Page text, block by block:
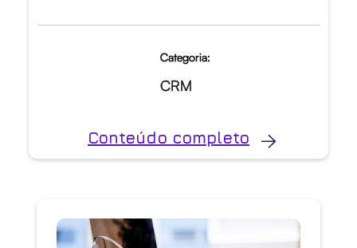
Categoria:
CRM
Conteúdo completo